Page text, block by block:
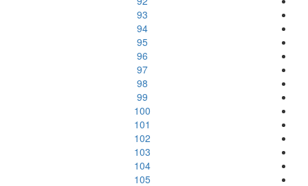
93
94
95
96
97
98
99
100
101
102
103
104
105